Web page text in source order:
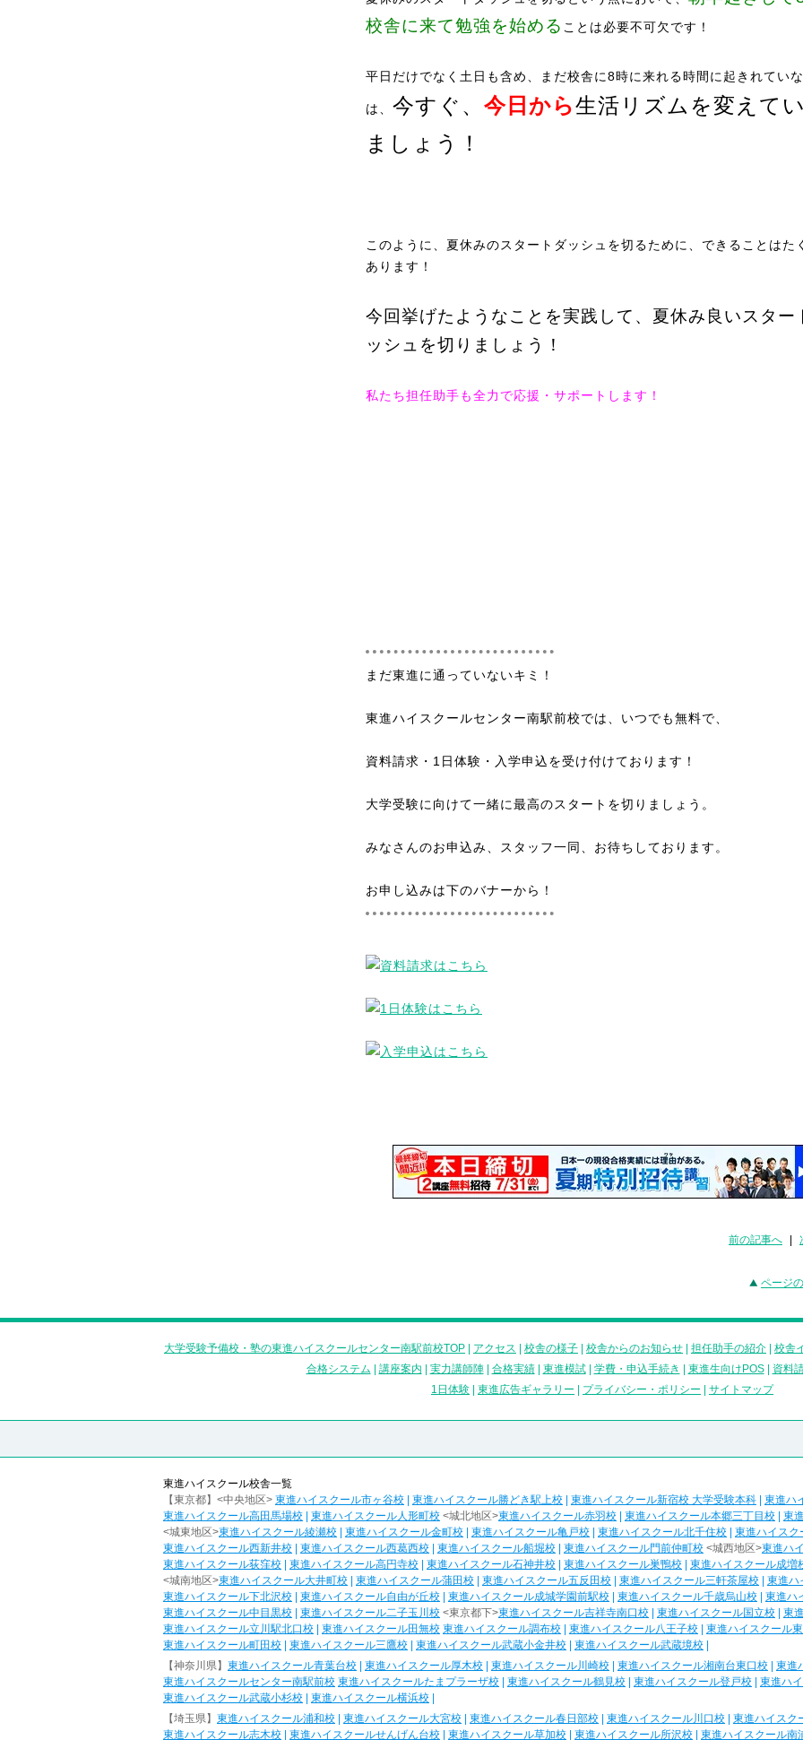
校舎に来て勉強を始める ことは必要不可欠です！
平日だけでなく土日も含め、まだ校舎に8時に来れる時間に起きれてい
は、 今すぐ、 今日から生活リズムを変えて
ましょう！
このように、夏休みのスタートダッシュを切るために、できることはた
あります！
今回挙げたようなことを実践して、夏休み良いスター
ッシュを切りましょう！
私たち担任助手も全力で応援・サポートします！
まだ東進に通っていないキミ！
東進ハイスクールセンター南駅前校では、いつでも無料で、
資料請求・1日体験・入学申込を受け付けております！
大学受験に向けて一緒に最高のスタートを切りましょう。
みなさんのお申込み、スタッフ一同、お待ちしております。
お申し込みは下のバナーから！
前の記事へ
ページ
大学受験予備校・塾の東進ハイスクールセンター南駅前校TOP アクセス 校舎の様子 校舎からのお知らせ 担任助手の紹介 校舎
合格システム
講座案内 実力講師陣| 合格実績| 東進模試| 学費・申込手続き 東進生向けPOS| 資料
1日体験
東進広告ギャラリー プライバシー・ポリシー サイトマップ
東進ハイスクール校舎一覧
【東京都】<中央地区> 東進ハイスクール市ヶ谷校 東進ハイスクール勝どき駅上校 東進ハイスクール新宿校 大学受験本科 東進ハ
東進ハイスクール高田馬場校
東進ハイスクール人形町校 <城北地区>東進ハイスクール赤羽校 東進ハイスクール本郷三丁目校
東
<城東地区>東進ハイスクール綾瀬校 東進ハイスクール金町校 東進ハイスクール亀戸校 東進ハイスクール北千住校 東進ハイスク
東進ハイスクール西新井校
東進ハイスクール西葛西校 東進ハイスクール船堀校 東進ハイスクール門前仲町校 <城西地区>東進ハ
東進ハイスクール荻窪校
東進ハイスクール高円寺校 東進ハイスクール石神井校 東進ハイスクール巣鴨校 東進ハイスクール成増
<城南地区>東進ハイスクール大井町校 東進ハイスクール蒲田校 東進ハイスクール五反田校 東進ハイスクール三軒茶屋校 東進ハ
東進ハイスクール下北沢校
東進ハイスクール自由が丘校 東進ハイスクール成城学園前駅校 東進ハイスクール千歳烏山校
東進ハ
東進ハイスクール中目黒校
東進ハイスクール二子玉川校 <東京都下>東進ハイスクール吉祥寺南口校 東進ハイスクール国立校 東
東進ハイスクール立川駅北口校
東進ハイスクール田無校 東進ハイスクール調布校 東進ハイスクール八王子校 東進ハイスクール
東進ハイスクール町田校
東進ハイスクール三鷹校 東進ハイスクール武蔵小金井校 東進ハイスクール武蔵境校
【神奈川県】 東進ハイスクール青葉台校 東進ハイスクール厚木校 東進ハイスクール川崎校 東進ハイスクール湘南台東口校 東進
東進ハイスクールセンター南駅前校 東進ハイスクールたまプラーザ校 東進ハイスクール鶴見校 東進ハイスクール登戸校 東進ハ
東進ハイスクール武蔵小杉校
東進ハイスクール横浜校
【埼玉県】 東進ハイスクール浦和校 東進ハイスクール大宮校 東進ハイスクール春日部校 東進ハイスクール川口校 東進ハイスク
東進ハイスクール志木校
東進ハイスクールせんげん台校 東進ハイスクール草加校 東進ハイスクール所沢校 東進ハイスクール南